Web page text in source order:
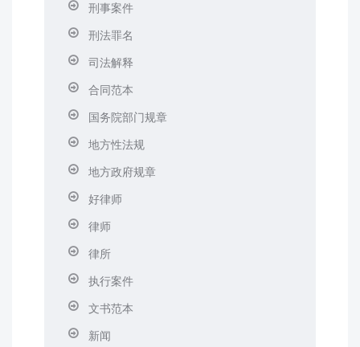
刑事案件
刑法罪名
司法解释
合同范本
国务院部门规章
地方性法规
地方政府规章
好律师
律师
律所
执行案件
文书范本
新闻